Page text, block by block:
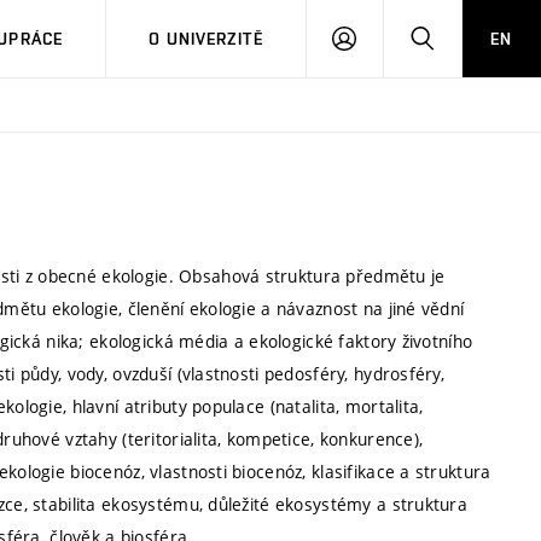
O UNIVERZITĚ
PŘIHLÁSIT HLEDATEN
z obecné ekologie. Obsahová struktura předmětu je
ekologie, členění ekologie a návaznost na jiné vědní
nika; ekologická média a ekologické faktory životního
půdy, vody, ovzduší (vlastnosti pedosféry, hydrosféry,
hlavní atributy populace (natalita, mortalita,
vztahy (teritorialita, kompetice, konkurence),
biocenóz, vlastnosti biocenóz, klasifikace a struktura
stabilita ekosystému, důležité ekosystémy a struktura